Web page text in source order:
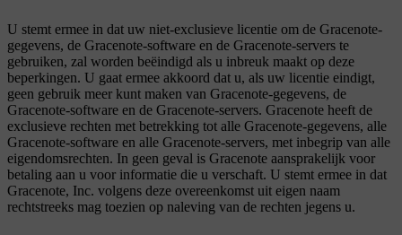
U stemt ermee in dat uw niet-exclusieve licentie om de Gracenote-
gegevens, de Gracenote-software en de Gracenote-servers te
gebruiken, zal worden beëindigd als u inbreuk maakt op deze
beperkingen. U gaat ermee akkoord dat u, als uw licentie eindigt,
geen gebruik meer kunt maken van Gracenote-gegevens, de
Gracenote-software en de Gracenote-servers. Gracenote heeft de
exclusieve rechten met betrekking tot alle Gracenote-gegevens, alle
Gracenote-software en alle Gracenote-servers, met inbegrip van alle
eigendomsrechten. In geen geval is Gracenote aansprakelijk voor
betaling aan u voor informatie die u verschaft. U stemt ermee in dat
Gracenote, Inc. volgens deze overeenkomst uit eigen naam
rechtstreeks mag toezien op naleving van de rechten jegens u.